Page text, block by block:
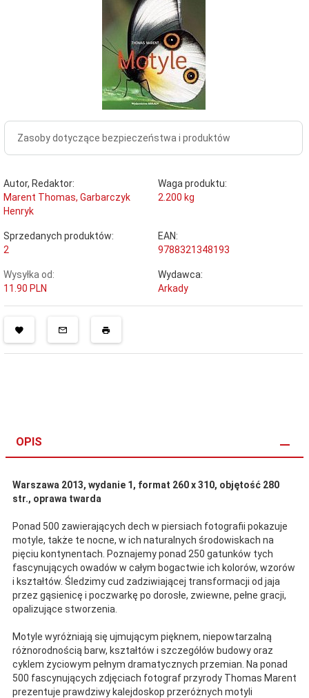
Zasoby dotyczące bezpieczeństwa i produktów
Autor, Redaktor:
Marent Thomas, Garbarczyk
Henryk
Waga produktu:
2.200 kg
Sprzedanych produktów:
2
EAN:
9788321348193
Wysyłka od:
11.90 PLN
Wydawca:
Arkady
OPIS
Warszawa 2013, wydanie 1, format 260 x 310, objętość 280
str., oprawa twarda
Ponad 500 zawierających dech w piersiach fotografii pokazuje
motyle, także te nocne, w ich naturalnych środowiskach na
pięciu kontynentach. Poznajemy ponad 250 gatunków tych
fascynujących owadów w całym bogactwie ich kolorów, wzorów
i kształtów. Śledzimy cud zadziwiającej transformacji od jaja
przez gąsienicę i poczwarkę po dorosłe, zwiewne, pełne gracji,
opalizujące stworzenia.
Motyle wyróżniają się ujmującym pięknem, niepowtarzalną
różnorodnością barw, kształtów i szczegółów budowy oraz
cyklem życiowym pełnym dramatycznych przemian. Na ponad
500 fascynujących zdjęciach fotograf przyrody Thomas Marent
prezentuje prawdziwy kalejdoskop przeróżnych motyli